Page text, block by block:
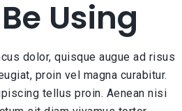
Using
dolor, quisque augue ad risus
proin vel magna curabitur.
tellus proin. Aenean nisi